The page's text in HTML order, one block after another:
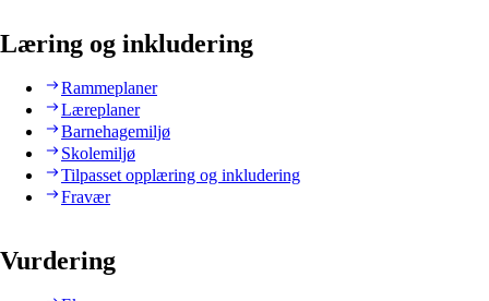
Læring og inkludering
Rammeplaner
Læreplaner
Barnehagemiljø
Skolemiljø
Tilpasset opplæring og inkludering
Fravær
Vurdering